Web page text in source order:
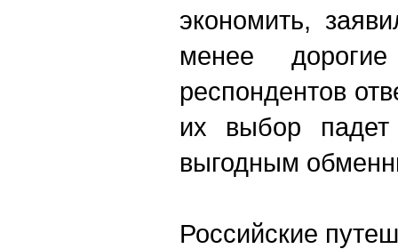
экономить,
менее
респондентов
их выбор
выгодным
Российские